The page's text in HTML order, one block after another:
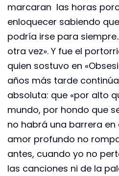
marcaran las horas
enloquecer sabiendo
podría irse para
otra vez». Y fue el
quien sostuvo en
años más tarde
absoluta: que «por alto
mundo, por hondo que
no habrá una barrera en
amor profundo no
antes, cuando yo no
las canciones ni de la